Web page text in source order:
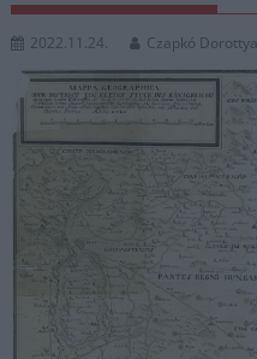
2022.11.24. Czapkó Dorottya